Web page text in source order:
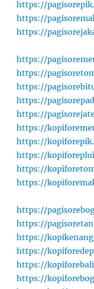
https://
https://
https://
https://
https://
https://
https://
https://
https://
https://
https://
https://
https://
https://
https://
https://
https://
https://
https://